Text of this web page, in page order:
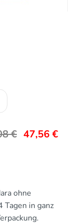
€ 47,56€
ohne
Tagen in ganz